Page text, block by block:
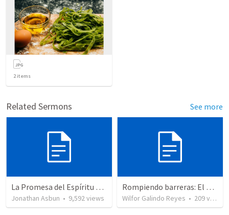
2items
Related Sermons See more
La Promesa del Espíritu Santo: Parte III, Bautizados por el Espíritu
Jonathan Asbun • 9,592views
Rompiendo barreras: El Evangelio para todos
Wilfor Galindo Reyes • 209views